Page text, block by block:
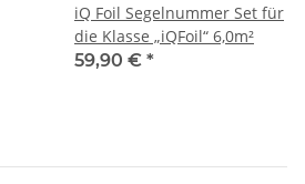
iQ Foil Segelnummer Set für
die Klasse „iQFoil“ 6,0m²
59,90 € *